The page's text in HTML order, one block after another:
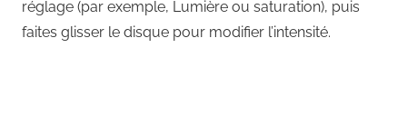
réglage (par exemple, Lumière ou saturation), puis
faites glisser le disque pour modifier l’intensité.